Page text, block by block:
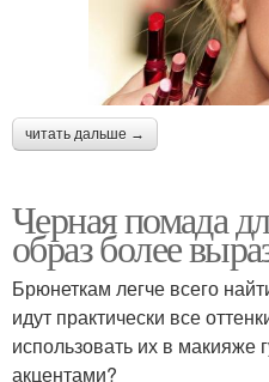
читать дальше →
Черная помада
образ более
Брюнеткам легче всего
идут практически все
использовать их в макияже
акцентами?